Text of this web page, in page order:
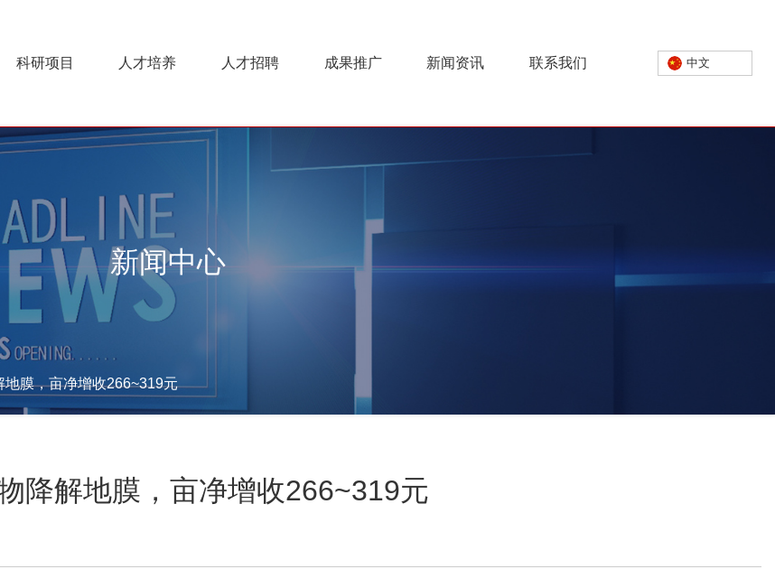
科研项目 人才培养 人才招聘 成果推广 新闻资讯 联系我们 中文
新闻中心
膜，亩净增收266~319元
降解地膜，亩净增收266~319元